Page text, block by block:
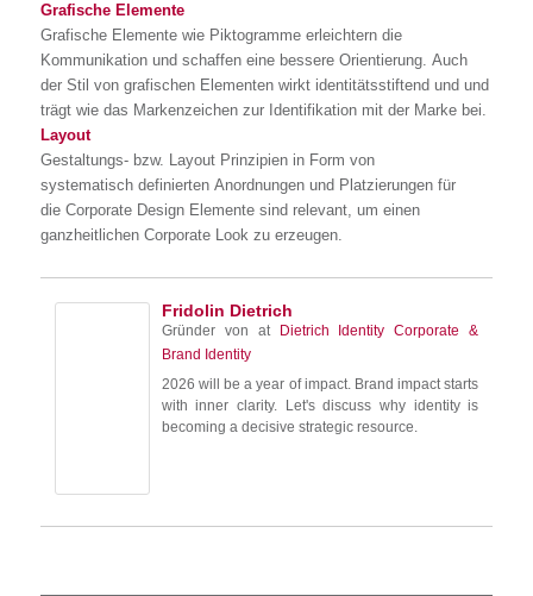
Grafische Elemente
Grafische Elemente wie Piktogramme erleichtern die
Kommunikation und schaffen eine bessere Orientierung. Auch
der Stil von grafischen Elementenwirktidentitätsstiftend und und
trägt wie das Markenzeichen zur Identifikation mit der Marke bei.
Layout
Gestaltungs- bzw. Layout Prinzipien in Form von
systematisch definierten Anordnungen und Platzierungen für
die Corporate Design Elemente sind relevant, um einen
ganzheitlichen Corporate Look zu erzeugen.
Fridolin Dietrich
Gründer von at
Dietrich Identity Corporate &
Brand Identity
2026 will be a year of impact. Brand impact starts
with inner clarity. Let's discuss why identity is
becoming a decisive strategic resource.